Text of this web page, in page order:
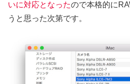
いに対応となったので本格的に
うと思った次第です。